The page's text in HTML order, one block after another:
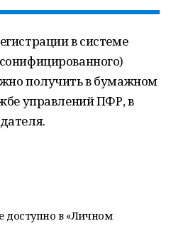
в системе
получить в бумажном
управлений ПФР, в
доступно в «Личном